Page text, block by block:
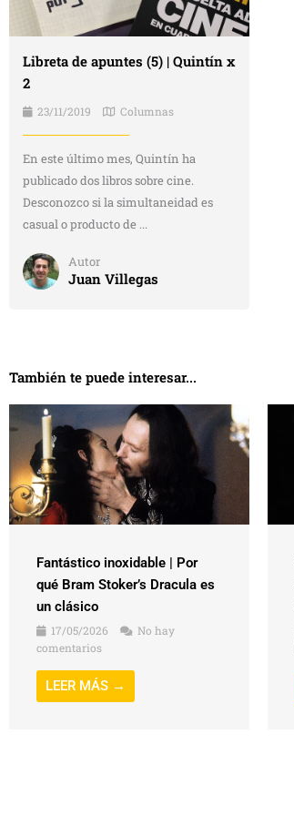
Libreta de apuntes (5) | Quintín x
2
23/11/2019 Columnas
En este último mes, Quintín ha
publicado dos libros sobre cine.
Desconozco si la simultaneidad es
casual o producto de ...
Autor
Juan Villegas
También te puede interesar...
Fantástico inoxidable | Por
qué Bram Stoker’s Dracula es
un clásico
17/05/2026
No hay
comentarios
LEER MÁS →